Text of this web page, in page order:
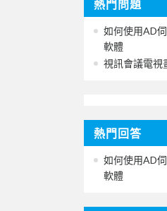
熱門問題
如何使用AD
軟體
視訊會議電視
熱門回答
如何使用AD
軟體